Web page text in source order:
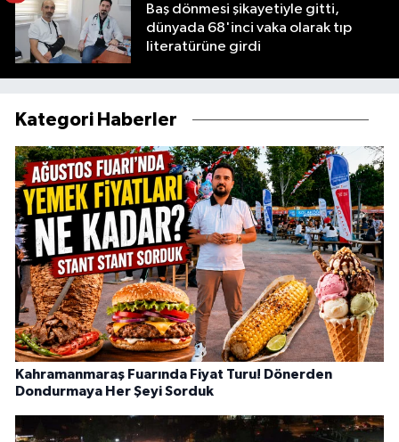
Baş dönmesi şikayetiyle gitti,
dünyada 68'inci vaka olarak tıp
literatürüne girdi
Kategori Haberler
Kahramanmaraş Fuarında Fiyat Turu! Dönerden
Dondurmaya Her Şeyi Sorduk